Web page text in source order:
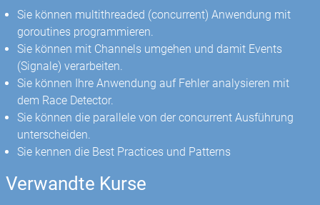
Sie können multithreaded (concurrent) Anwendung mit
goroutines programmieren.
Sie können mit Channels umgehen und damit Events
(Signale) verarbeiten.
Sie können Ihre Anwendung auf Fehler analysieren mit
dem Race Detector.
Sie können die parallele von der concurrent Ausführung
unterscheiden.
Sie kennen die Best Practices und Patterns
Verwandte Kurse